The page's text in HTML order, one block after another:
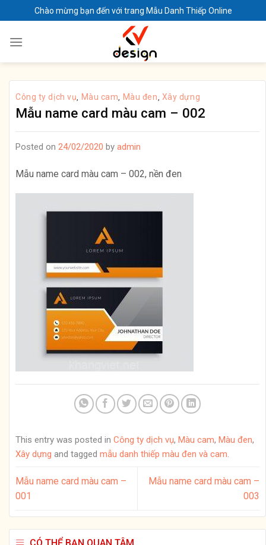
to
content
Chào mừng bạn đến với trang Mẫu Danh Thiếp Online
Công ty dịch vụ, Màu cam, Màu đen, Xây dựng
Mẫu name card màu cam – 002
Posted on 24/02/2020 by admin
Mẫu name card màu cam – 002, nền đen
This entry was posted in Công ty dịch vụ, Màu cam, Màu đen,
Xây dựng and tagged mẫu danh thiếp màu đen và cam.
Mẫu name card màu cam –
001
Mẫu name card màu cam –
003